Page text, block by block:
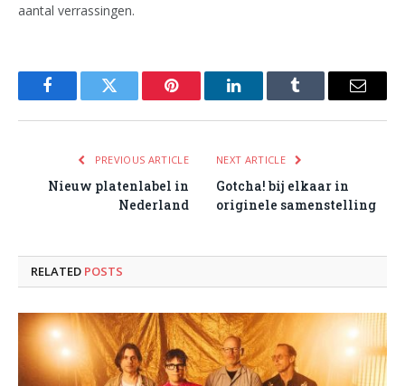
aantal verrassingen.
FacebookTwitter Pinterest LinkedInTumblr Email
PREVIOUS ARTICLE
Nieuw platenlabel in
Nederland
NEXT ARTICLE
Gotcha! bij elkaar in
originele samenstelling
RELATED POSTS